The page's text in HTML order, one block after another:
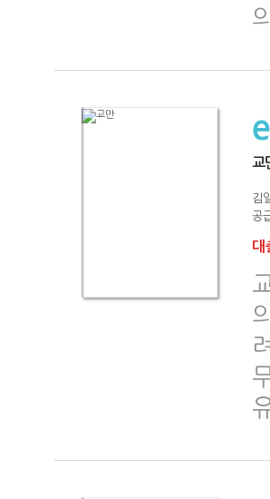
교
김
공
대